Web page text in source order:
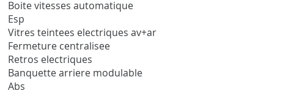
Boite vitesses automatique
Esp
Vitres teintees electriques av+ar
Fermeture centralisee
Retros electriques
Banquette arriere modulable
Abs